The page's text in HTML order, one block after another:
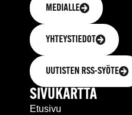
MEDIALLE
YHTEYSTIEDOT
UUTISTEN RSS-SYÖTE
SIVUKARTTA
Etusivu